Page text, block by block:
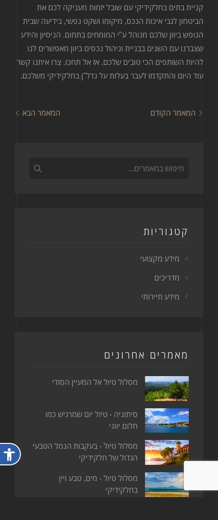
קניית בתים בחלקידיקי עם שובל יזמות מעניקה לכם את
הביטחון לגבי איכות הנכס, מיקומו ושקט נפשי, בידיעה שבית
הנופש ביוון שלכם מנוהל ע"י המומחים בתחום. הניסיון והידע
שצברנו עם השנים בבניית וניהול נכסים ביוון מאפשרים לנו
להיות השותפים הכי טובים שלכם. אז אל תחכו. צרו איתנו קשר
עוד היום והתקדמו לעבר בעלות על נדל"ן בחלקידיקי משלכם.
המאמר הקודם המאמר הבא
קטגוריות
מידע מקצועי
מדריכים
מידע תיירותי
מאמרים אחרונים
מסלול טיול אל המעיין הסודי
סיתוניה - טיול יום שמרגיש כמו
חלום יווני
מסלול טיול - בעקבות הנמל הטבעי
הגדול של חלקידיקי
מסלול טיול - מים, טבע ויין
בחלקידיקי
פתח